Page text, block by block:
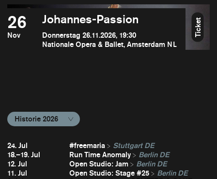
26
Nov
Johannes-Passion
Donnerstag 26.11.2026, 19:30
Nationale Opera & Ballet, Amsterdam NL
Ticket
Historie 2026
24. Jul #freemaria
Stuttgart DE
18.–19. Jul
Run Time Anomaly
Berlin DE
12. Jul
Open Studio: Jam
Berlin DE
11. Jul
Open Studio: Stage #25
Berlin DE